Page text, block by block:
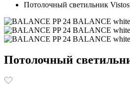
Потолочный светильник
Потолочный